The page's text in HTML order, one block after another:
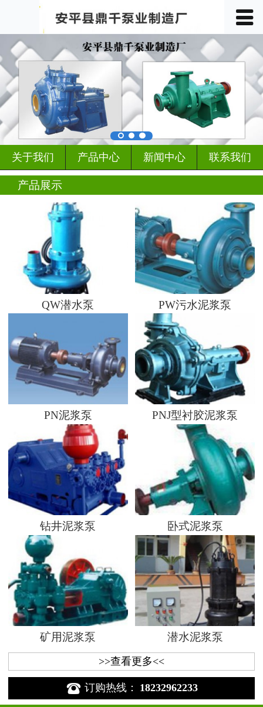
 首页
关于我们
产品中心
车间展示
客户见证
行业动态
新闻中心
联系我们
󰀥
关于我们 产品中心 新闻中心 联系我们
产品展示
QW潜水泵 PW污水泥浆泵
PN泥浆泵 PNJ型衬胶泥浆泵
钻井泥浆泵 卧式泥浆泵
矿用泥浆泵 潜水泥浆泵
>>查看更多<<
 订购热线： 18232962233